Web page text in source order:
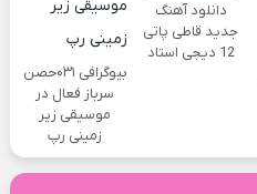
دانلود آهنگ
جدید قاطی پاتی
12 دیجی استاد
بیوگرافی ۰۳۱حصن
سرباز فعال در
موسیقی زیر
زمینی رپ